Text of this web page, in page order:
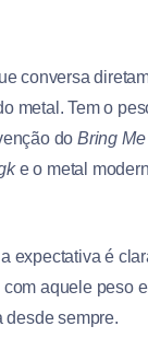
conversa
metal. Tem o
doBring
e o metal
expectativa é
aquele peso
desde sempre.